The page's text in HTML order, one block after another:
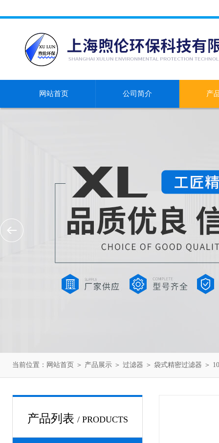
网站首页 公司简介 产
当前位置： 网站首页 ＞ 产品展示 ＞ 过滤器 ＞ 袋式精密过滤器 ＞
产品列表 / PRODUCTS